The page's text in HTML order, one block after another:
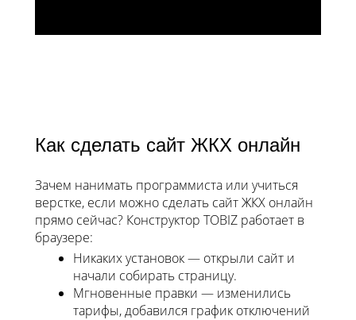
Как сделать сайт ЖКХ онлайн
Зачем нанимать программиста или учиться
верстке, если можно сделать сайт ЖКХ онлайн
прямо сейчас? Конструктор TOBIZ работает в
браузере:
Никаких установок — открыли сайт и
начали собирать страницу.
Мгновенные правки — изменились
тарифы, добавился график отключений